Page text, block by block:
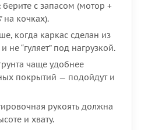
берите с запасом (мотор +
на кочках).
когда каркас сделан из
“гуляет” под нагрузкой.
чаще удобнее
покрытий — подойдут и
рукоять должна
и хвату.